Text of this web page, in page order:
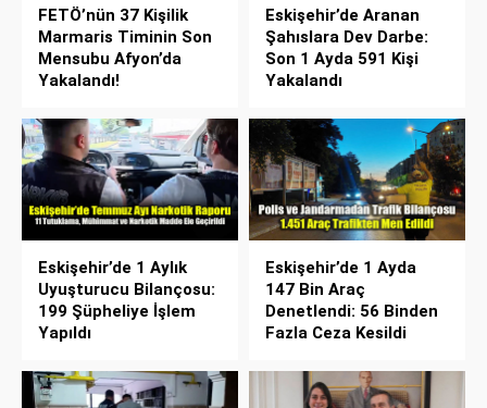
FETÖ’nün 37 Kişilik
Marmaris Timinin Son
Mensubu Afyon’da
Yakalandı!
Eskişehir’de Aranan
Şahıslara Dev Darbe:
Son 1 Ayda 591 Kişi
Yakalandı
Eskişehir’de 1 Aylık
Uyuşturucu Bilançosu:
199 Şüpheliye İşlem
Yapıldı
Eskişehir’de 1 Ayda
147 Bin Araç
Denetlendi: 56 Binden
Fazla Ceza Kesildi